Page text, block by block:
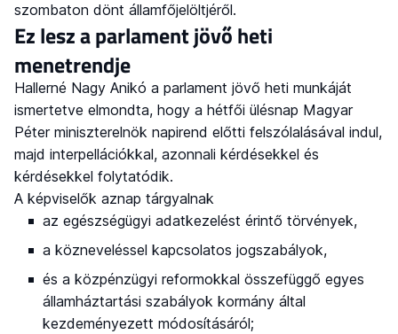
szombaton dönt államfőjelöltjéről.
Ez lesz a parlament jövő heti
menetrendje
Hallerné Nagy Anikó a parlament jövő heti munkáját
ismertetve elmondta, hogy a hétfői ülésnap Magyar
Péter miniszterelnök napirend előtti felszólalásával indul,
majd interpellációkkal, azonnali kérdésekkel és
kérdésekkel folytatódik.
A képviselők aznap tárgyalnak
az egészségügyi adatkezelést érintő törvények,
a közneveléssel kapcsolatos jogszabályok,
és a közpénzügyi reformokkal összefüggő egyes
államháztartási szabályok kormány által
kezdeményezett módosításáról;